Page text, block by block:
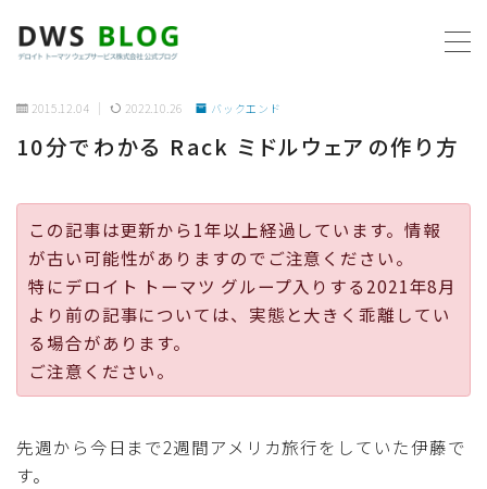
ホーム
AWS
プログラミング
ビジネス
社内制度
2015.12.04 2022.10.26 バックエンド
10分でわかる Rack ミドルウェアの作り方
この記事は更新から1年以上経過しています。情報
が古い可能性がありますのでご注意ください。
特にデロイト トーマツ グループ入りする2021年8月
より前の記事については、実態と大きく乖離してい
る場合があります。
ご注意ください。
先週から今日まで2週間アメリカ旅行をしていた伊藤で
す。